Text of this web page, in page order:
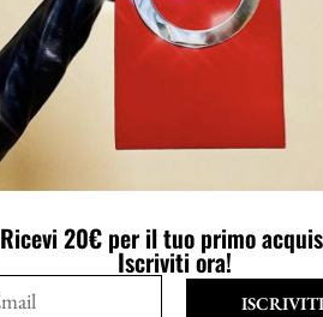
Ricevi 20€ per il tuo primo
Iscriviti ora!
ISCRIVITI